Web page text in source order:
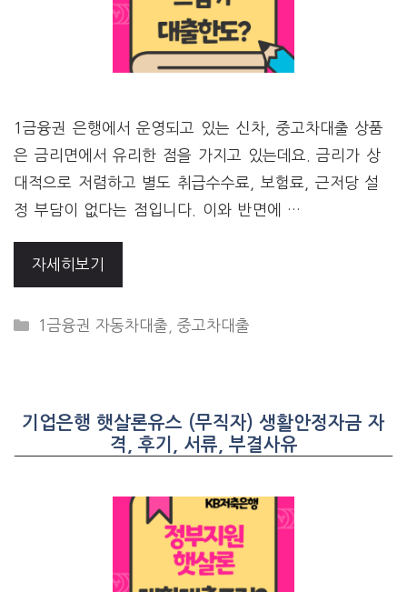
1금융권 은행에서 운영되고 있는 신차, 중고차대출 상품
은 금리면에서 유리한 점을 가지고 있는데요. 금리가 상
대적으로 저렴하고 별도 취급수수료, 보험료, 근저당 설
정 부담이 없다는 점입니다. 이와 반면에 …
자세히보기
CATEGORIES
1금융권 자동차대출 ,중고차대출
기업은행 햇살론유스 (무직자) 생활안정자금 자
격, 후기, 서류, 부결사유